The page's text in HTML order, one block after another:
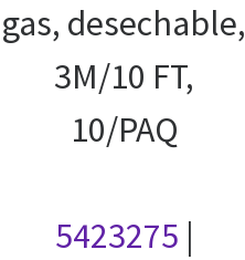
gas, desechable,
3M/10 FT,
10/PAQ
5423275 |